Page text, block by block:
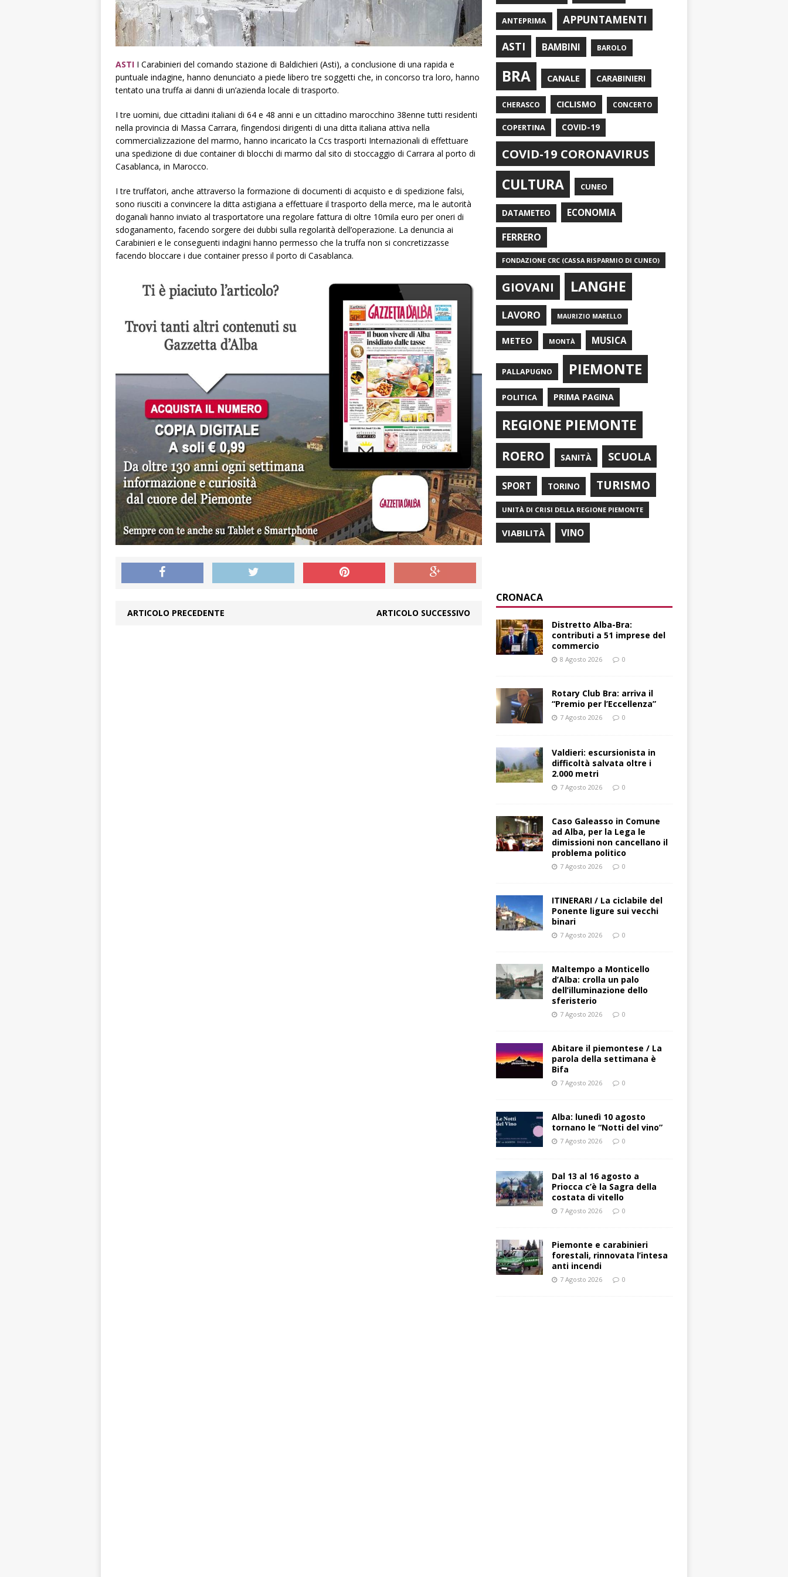
ASTI I Carabinieri del comando stazione di Baldichieri (Asti), a conclusione di una rapida e
puntuale indagine, hanno denunciato a piede libero tre soggetti che, in concorso tra loro, hanno
tentato una truffa ai danni di un’azienda locale di trasporto.
I tre uomini, due cittadini italiani di 64 e 48 anni e un cittadino marocchino 38enne tutti residenti
nella provincia di Massa Carrara, fingendosi dirigenti di una ditta italiana attiva nella
commercializzazione del marmo, hanno incaricato la Ccs trasporti Internazionali di effettuare
una spedizione di due container di blocchi di marmo dal sito di stoccaggio di Carrara al porto di
Casablanca, in Marocco.
I tre truffatori, anche attraverso la formazione di documenti di acquisto e di spedizione falsi,
sono riusciti a convincere la ditta astigiana a effettuare il trasporto della merce, ma le autorità
doganali hanno inviato al trasportatore una regolare fattura di oltre 10mila euro per oneri di
sdoganamento, facendo sorgere dei dubbi sulla regolarità dell’operazione. La denuncia ai
Carabinieri e le conseguenti indagini hanno permesso che la truffa non si concretizzasse
facendo bloccare i due container presso il porto di Casablanca.
ARTICOLO PRECEDENTE ARTICOLO SUCCESSIVO
ANTEPRIMA
APPUNTAMENTI
ASTI
BAMBINI BAROLO
BRA CANALE CARABINIERI
CHERASCO CICLISMO CONCERTO
COPERTINA COVID-19
COVID-19 CORONAVIRUS
CULTURA CUNEO
DATAMETEO ECONOMIA
FERRERO
FONDAZIONE CRC (CASSA RISPARMIO DI CUNEO)
GIOVANI LANGHE
LAVORO MAURIZIO MARELLO
METEO MONTÀ MUSICA
PALLAPUGNO PIEMONTE
POLITICA PRIMA PAGINA
REGIONE PIEMONTE
ROERO SANITÀ SCUOLA
SPORT TORINO TURISMO
UNITÀ DI CRISI DELLA REGIONE PIEMONTE
VIABILITÀ VINO
CRONACA
Distretto Alba-Bra:
contributi a 51 imprese del
commercio
8 Agosto 2026 0
Rotary Club Bra: arriva il
“Premio per l’Eccellenza”
7 Agosto 2026 0
Valdieri: escursionista in
difficoltà salvata oltre i
2.000 metri
7 Agosto 2026 0
Caso Galeasso in Comune
ad Alba, per la Lega le
dimissioni non cancellano il
problema politico
7 Agosto 2026 0
ITINERARI / La ciclabile del
Ponente ligure sui vecchi
binari
7 Agosto 2026 0
Maltempo a Monticello
d’Alba: crolla un palo
dell’illuminazione dello
sferisterio
7 Agosto 2026 0
Abitare il piemontese / La
parola della settimana è
Bifa
7 Agosto 2026 0
Alba: lunedì 10 agosto
tornano le “Notti del vino”
7 Agosto 2026 0
Dal 13 al 16 agosto a
Priocca c’è la Sagra della
costata di vitello
7 Agosto 2026 0
Piemonte e carabinieri
forestali, rinnovata l’intesa
anti incendi
7 Agosto 2026 0